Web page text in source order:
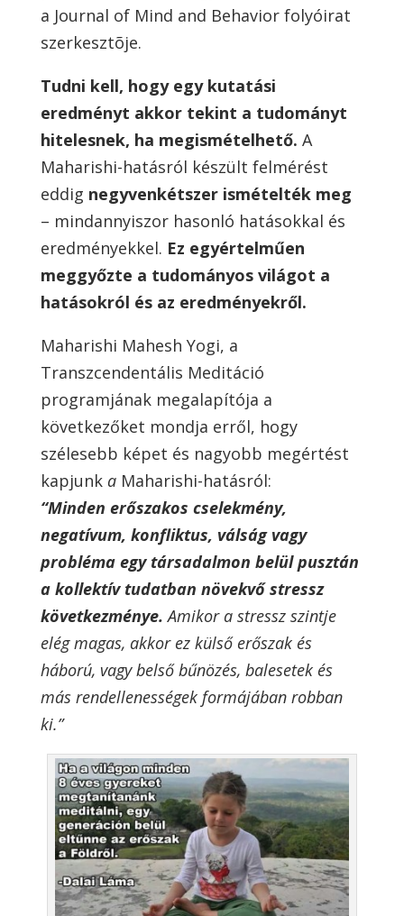
a Journal of Mind and Behavior folyóirat
szerkesztõje.
Tudni kell, hogy egy kutatási
eredményt akkor tekint a tudományt
hitelesnek, ha megismételhető. A
Maharishi-hatásról készült felmérést
eddig negyvenkétszer ismételték meg
– mindannyiszor hasonló hatásokkal és
eredményekkel. Ez egyértelműen
meggyőzte a tudományos világot a
hatásokról és az eredményekről.
Maharishi Mahesh Yogi, a
Transzcendentális Meditáció
programjának megalapítója a
következőket mondja erről, hogy
szélesebb képet és nagyobb megértést
kapjunk a Maharishi-hatásról:
“Minden erőszakos cselekmény,
negatívum, konfliktus, válság vagy
probléma egy társadalmon belül pusztán
a kollektív tudatban növekvő stressz
következménye. Amikor a stressz szintje
elég magas, akkor ez külső erőszak és
háború, vagy belső bűnözés, balesetek és
más rendellenességek formájában robban
ki.”